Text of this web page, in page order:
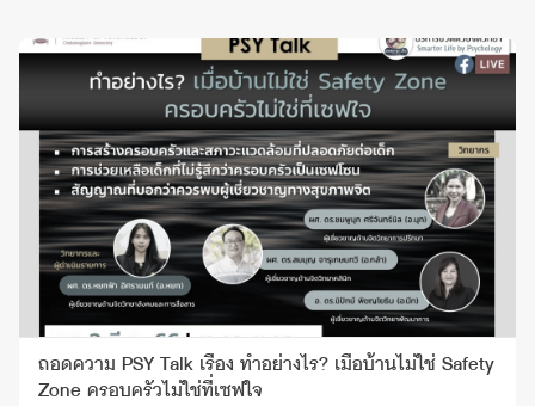
ถอดความ PSY Talk เรื่อง ทำอย่างไร? เมื่อบ้านไม่ใช่ Safety
Zone ครอบครัวไม่ใช่ที่เซฟใจ